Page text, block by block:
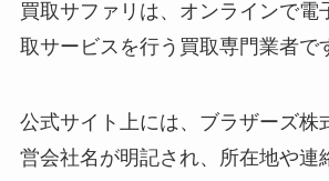
買取サファリは、オンラインで電
取サービスを行う買取専門業者で
公式サイト上には、ブラザーズ株
営会社名が明記され、所在地や連